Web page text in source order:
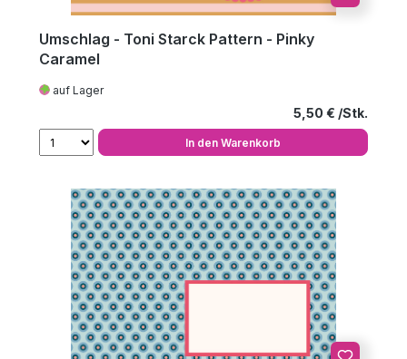
Umschlag - Toni Starck Pattern - Pinky
Caramel
auf Lager
Regulärer
5,50 €
In den Warenkorb